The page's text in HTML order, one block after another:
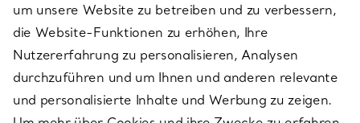
ÜBER TIFFANY & CO.
um unsere Website zu betreiben und zu verbessern,
die Website-Funktionen zu erhöhen, Ihre
Nutzererfahrung zu personalisieren, Analysen
durchzuführen und um Ihnen und anderen relevante
und personalisierte Inhalte und Werbung zu zeigen.